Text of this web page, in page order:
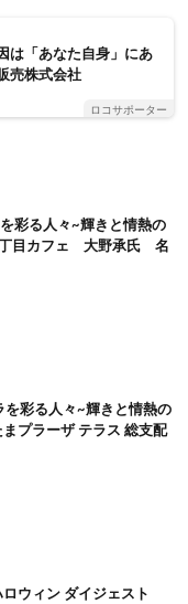
は「あなた自身」にあ
売株式会社
ロコサポーター
彩る人々~輝きと情熱の
丁目カフェ 大野承氏 名
を彩る人々~輝きと情熱の
プラーザ テラス 総支配
ウィン ダイジェスト